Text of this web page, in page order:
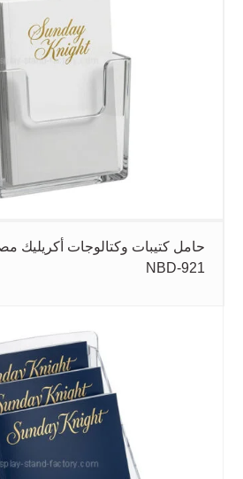
حامل كتيبات وكتالوجات
NBD-921